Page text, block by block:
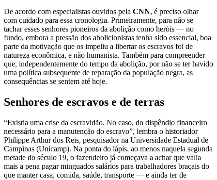
De acordo com especialistas ouvidos pela CNN, é preciso olhar
com cuidado para essa cronologia. Primeiramente, para não se
tachar esses senhores pioneiros da abolição como heróis — no
fundo, embora a pressão dos abolicionistas tenha sido essencial, boa
parte da motivação que os impeliu a libertar os escravos foi de
natureza econômica, e não humanista. Também para compreender
que, independentemente do tempo da abolição, por não se ter havido
uma política subsequente de reparação da população negra, as
consequências se sentem até hoje.
Senhores de escravos e de terras
“Existia uma crise da escravidão. No caso, do dispêndio financeiro
necessário para a manutenção do escravo”, lembra o historiador
Philippe Arthur dos Reis, pesquisador na Universidade Estadual de
Campinas (Unicamp). Na ponta do lápis, ao menos naquela segunda
metade do século 19, o fazendeiro já começava a achar que valia
mais a pena pagar minguados salários para trabalhadores braçais do
que manter casa, comida, saúde, transporte — e ainda ter de